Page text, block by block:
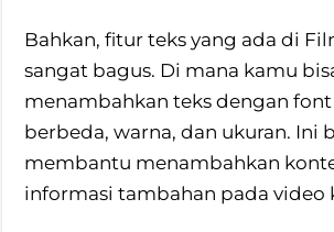
Bahkan, fitur teks yang ada di
sangat bagus. Di mana kamu
menambahkan teks dengan font
berbeda, warna, dan ukuran. Ini
membantu menambahkan
informasi tambahan pada video